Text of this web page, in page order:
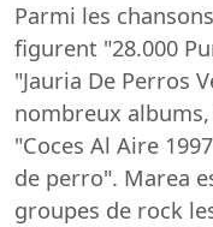
Parmi les
figurent "28.000
"Jauria De Perros
nombreux
"Coces Al Aire
de perro". Marea
groupes de rock